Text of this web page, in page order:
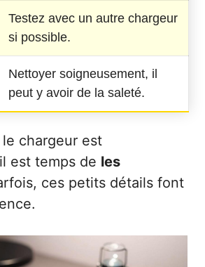
Testez avec un autre chargeur
si possible.
Nettoyer soigneusement, il
peut y avoir de la saleté.
chargeur est
est temps de les
ces petits détails font